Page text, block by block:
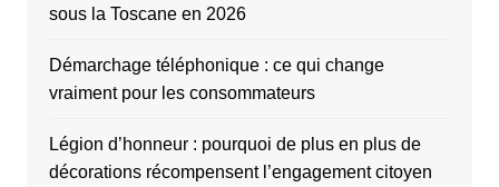
sous la Toscane en 2026
Démarchage téléphonique : ce qui change
vraiment pour les consommateurs
Légion d’honneur : pourquoi de plus en plus de
décorations récompensent l’engagement citoyen